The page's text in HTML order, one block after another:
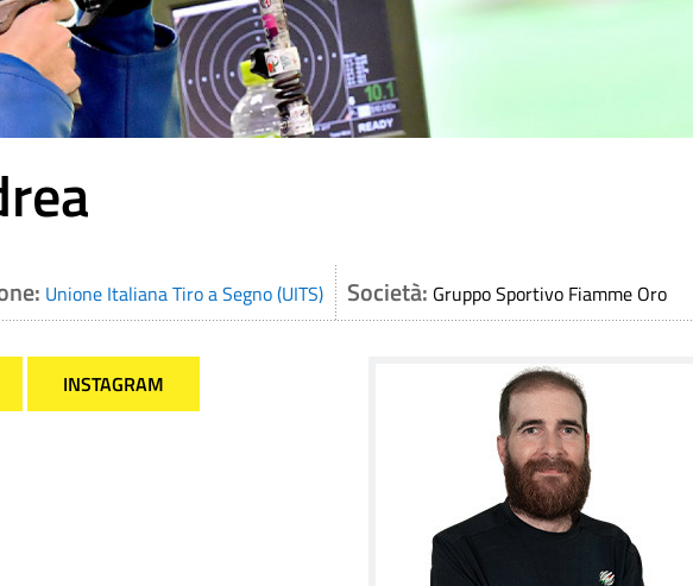
Unione Italiana Tiro a Segno (UITS) Società: Gruppo Sportivo Fiamme Oro
INSTAGRAM